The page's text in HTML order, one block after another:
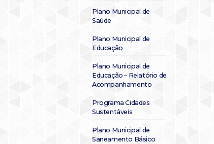
Plano Municipal de
Saúde
Plano Municipal de
Educação
Plano Municipal de
Educação – Relatório de
Acompanhamento
Programa Cidades
Sustentáveis
Plano Municipal de
Saneamento Básico